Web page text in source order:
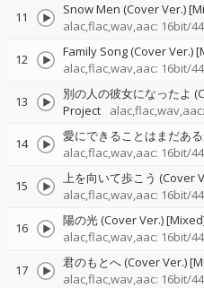
11 Snow Men (Cover Ver.)
alac,flac,wav,aac: 16bit/
12 Family Song (Cover Ver.)
alac,flac,wav,aac: 16bit/
13 別の人の彼女になったよ
Project
14 愛にできることはまだあ
alac,flac,wav,aac: 16bit/
15 上を向いて歩こう (Cover
alac,flac,wav,aac: 16bit/
16 陽の光 (Cover Ver.)
alac,flac,wav,aac: 16bit/
17 君のもとへ (Cover Ver.)
alac,flac,wav,aac: 16bit/